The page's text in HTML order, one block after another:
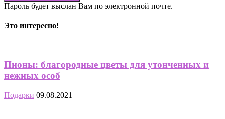
Пароль будет выслан Вам по электронной почте.
Это интересно!
Пионы: благородные цветы для утонченных и
нежных особ
Подарки 09.08.2021